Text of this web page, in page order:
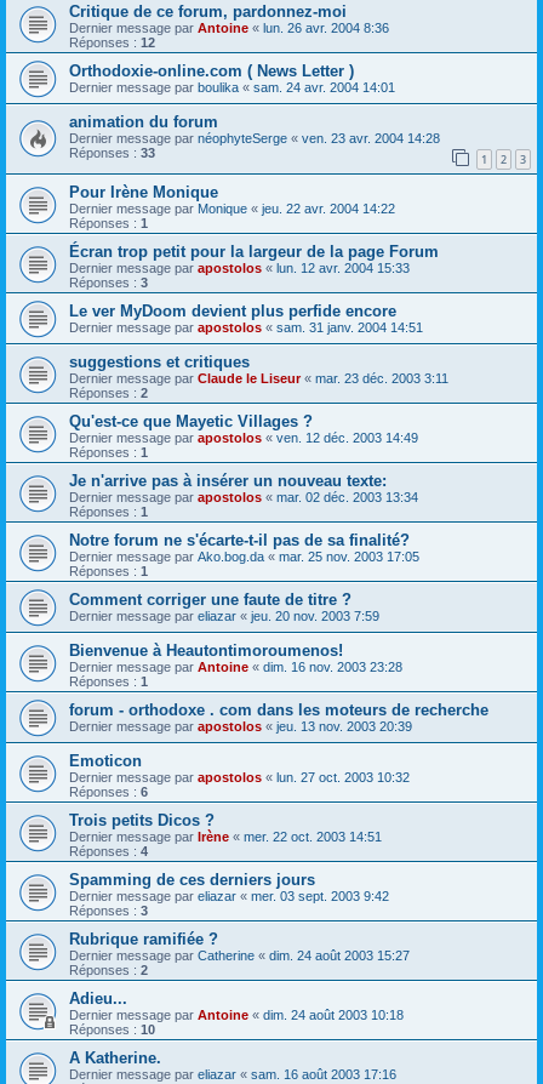
Critique de ce forum, pardonnez-moi
Dernier message par Antoine « lun. 26 avr. 2004 8:36
Réponses : 12
Orthodoxie-online.com ( News Letter )
Dernier message par boulika « sam. 24 avr. 2004 14:01
animation du forum
Dernier message par néophyteSerge « ven. 23 avr. 2004 14:28
Réponses : 33 1 2 3
Pour Irène Monique
Dernier message par Monique « jeu. 22 avr. 2004 14:22
Réponses : 1
Écran trop petit pour la largeur de la page Forum
Dernier message par apostolos « lun. 12 avr. 2004 15:33
Réponses : 3
Le ver MyDoom devient plus perfide encore
Dernier message par apostolos « sam. 31 janv. 2004 14:51
suggestions et critiques
Dernier message par Claude le Liseur« mar. 23 déc. 2003 3:11
Réponses : 2
Qu'est-ce que Mayetic Villages ?
Dernier message par apostolos « ven. 12 déc. 2003 14:49
Réponses : 1
Je n'arrive pas à insérer un nouveau texte:
Dernier message par apostolos « mar. 02 déc. 2003 13:34
Réponses : 1
Notre forum ne s'écarte-t-il pas de sa finalité?
Dernier message par Ako.bog.da « mar. 25 nov. 2003 17:05
Réponses : 1
Comment corriger une faute de titre ?
Dernier message par eliazar « jeu. 20 nov. 2003 7:59
Bienvenue à Heautontimoroumenos!
Dernier message par Antoine « dim. 16 nov. 2003 23:28
Réponses : 1
forum - orthodoxe . com dans les moteurs de recherche
Dernier message par apostolos « jeu. 13 nov. 2003 20:39
Emoticon
Dernier message par apostolos « lun. 27 oct. 2003 10:32
Réponses : 6
Trois petits Dicos ?
Dernier message par Irène « mer. 22 oct. 2003 14:51
Réponses : 4
Spamming de ces derniers jours
Dernier message par eliazar « mer. 03 sept. 2003 9:42
Réponses : 3
Rubrique ramifiée ?
Dernier message par Catherine « dim. 24 août 2003 15:27
Réponses : 2
Adieu...
Dernier message par Antoine « dim. 24 août 2003 10:18
Réponses : 10
A Katherine.
Dernier message par eliazar « sam. 16 août 2003 17:16